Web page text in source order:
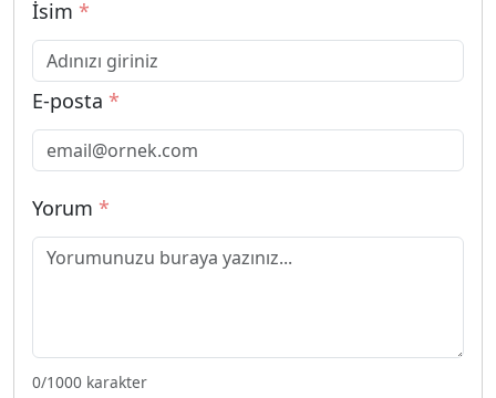
İsim *
E-posta *
Yorum *
0/1000 karakter